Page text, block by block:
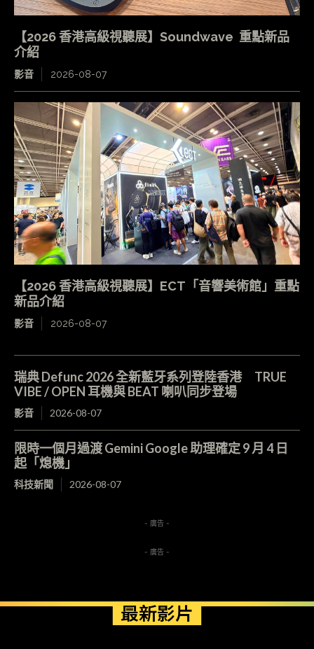
【2026 香港高級視聽展】Soundwave 重點新品
介紹
影音 2026-08-07
【2026 香港高級視聽展】ECT「音響美術館」重點
新品介紹
影音 2026-08-07
瑞典 Defunc 2026 全新藍牙系列登陸香港 TRUE
VIBE / OPEN 耳機與 BEAT 喇叭同步登場
影音 2026-08-07
限時一個月過渡 Gemini Google 助理確定 9 月 4 日
起「熄機」
科技新聞 2026-08-07
- 廣告 -
- 廣告 -
最新影片